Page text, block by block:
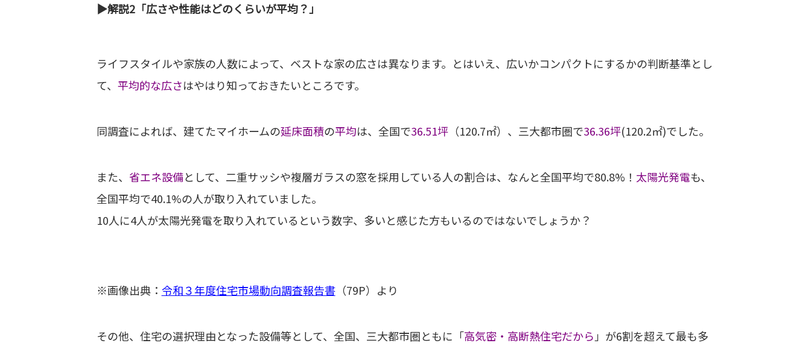
▶︎解説2「広さや性能はどのくらいが平均？」
ライフスタイルや家族の人数によって、ベストな家の広さは異なります。とはいえ、広いかコンパクトにするかの判断基準とし
て、 平均的な広さはやはり知っておきたいところです。
同調査によれば、建てたマイホームの延床面積の平均は、全国で36.51坪（120.7㎡）、三大都市圏で36.36坪(120.2㎡)でした。
また、 省エネ設備として、二重サッシや複層ガラスの窓を採用している人の割合は、なんと全国平均で80.8%！ 太陽光発電も、
全国平均で40.1%の人が取り入れていました。
10人に4人が太陽光発電を取り入れているという数字、多いと感じた方もいるのではないでしょうか？
※画像出典： 令和３年度住宅市場動向調査報告書（79P）より
その他、住宅の選択理由となった設備等として、全国、三大都市圏ともに「高気密・高断熱住宅だから 」が6割を超えて最も多